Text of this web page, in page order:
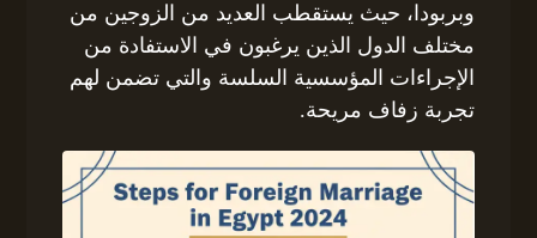
وبربودا، حيث يستقطب العديد من الزوجين من
مختلف الدول الذين يرغبون في الاستفادة من
الإجراءات المؤسسية السلسة والتي تضمن لهم
تجربة زفاف مريحة.